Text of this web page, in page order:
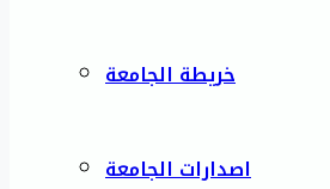
خريطة الجامعة
اصدارات الجامعة